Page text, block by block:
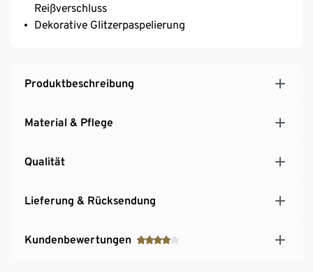
Reißverschluss
Dekorative Glitzerpaspelierung
Produktbeschreibung
Material & Pflege
Qualität
Lieferung & Rücksendung
Kundenbewertungen